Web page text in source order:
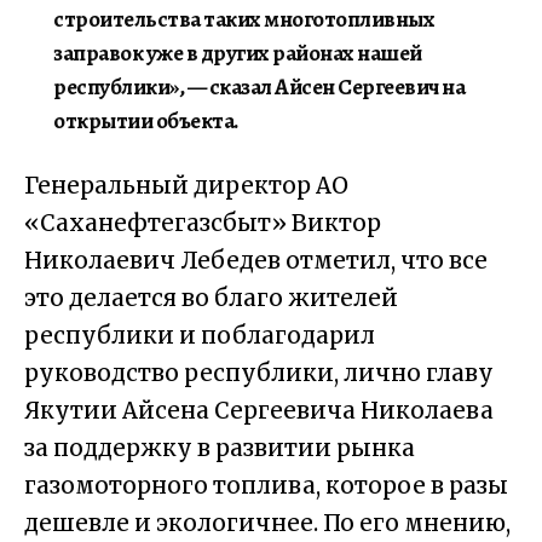
строительства таких многотопливных
заправок уже в других районах нашей
республики», — сказалАйсенСергеевична
открытии объекта.
Генеральный директор АО
«Саханефтегазсбыт» Виктор
Николаевич Лебедев отметил, что все
это делается во благо жителей
республики и поблагодарил
руководство республики, лично главу
Якутии Айсена Сергеевича Николаева
за поддержку в развитии рынка
газомоторного топлива, которое в разы
дешевле и экологичнее. По его мнению,